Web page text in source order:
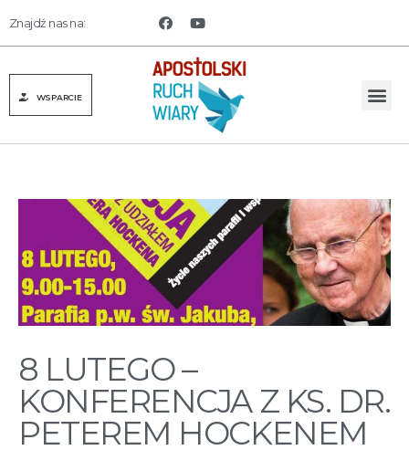
Znajdź nas na:
WSPARCIE
8 LUTEGO –
KONFERENCJA Z KS. DR.
PETEREM HOCKENEM